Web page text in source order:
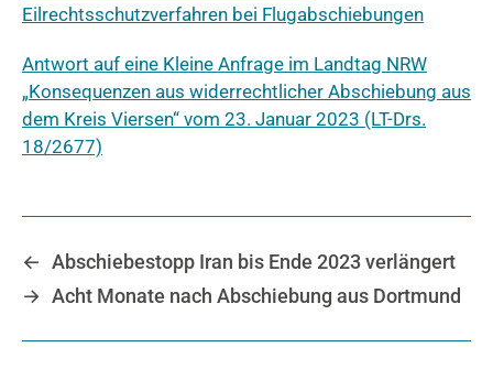
Eilrechtsschutzverfahren bei Flugabschiebungen
Antwort auf eine Kleine Anfrage im Landtag NRW
„Konsequenzen aus widerrechtlicher Abschiebung aus
dem Kreis Viersen“ vom 23. Januar 2023 (LT-Drs.
18/2677)
← Abschiebestopp Iran bis Ende 2023 verlängert
→ Acht Monate nach Abschiebung aus Dortmund